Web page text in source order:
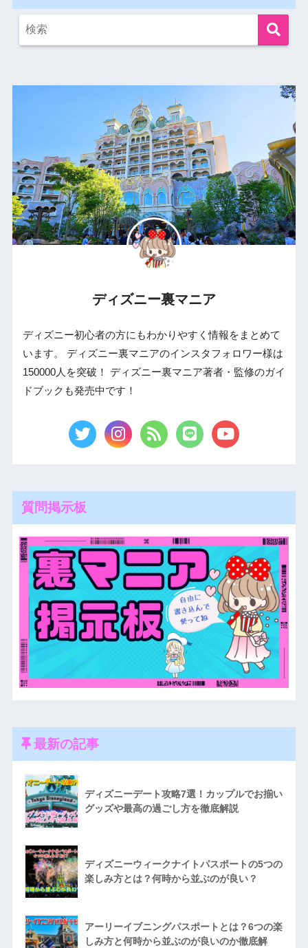
ディズニー裏マニア
ディズニー初心者の方にもわかりやすく情報をまとめて
います。 ディズニー裏マニアのインスタフォロワー様は
150000人を突破！ ディズニー裏マニア著者・監修のガイ
ドブックも発売中です！
質問掲示板
最新の記事
ディズニーデート攻略7選！カップルでお揃い
グッズや最高の過ごし方を徹底解説
ディズニーウィークナイトパスポートの5つの
楽しみ方とは？何時から並ぶのが良い？
アーリーイブニングパスポートとは？6つの楽
しみ方と何時から並ぶのが良いのか徹底解